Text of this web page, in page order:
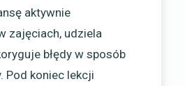
aktywnie
zajęciach, udziela
błędy w sposób
Pod koniec lekcji